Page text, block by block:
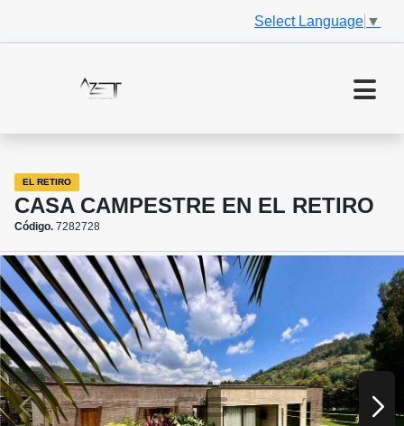
Select Language ▼
EL RETIRO
CASA CAMPESTRE EN EL RETIRO
Código. 7282728